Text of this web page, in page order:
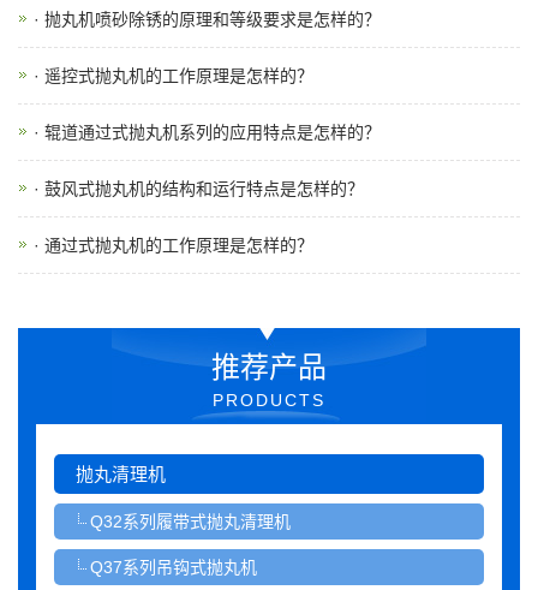
· 抛丸机喷砂除锈的原理和等级要求是怎样的？
· 遥控式抛丸机的工作原理是怎样的？
· 辊道通过式抛丸机系列的应用特点是怎样的？
· 鼓风式抛丸机的结构和运行特点是怎样的？
· 通过式抛丸机的工作原理是怎样的？
推荐产品
PRODUCTS
抛丸清理机
Q32系列履带式抛丸清理机
Q37系列吊钩式抛丸机